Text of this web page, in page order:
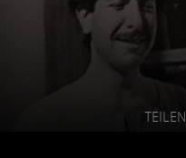
TEILEN